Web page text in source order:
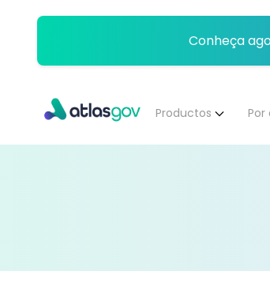
Conheça
Productos Por